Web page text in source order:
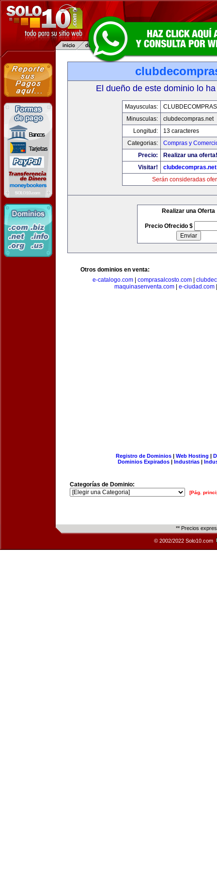
El dueño de este dominio lo
Mayusculas:
Minusculas:
clubdecompras.net
Longitud:
13 caracteres
Categorias:
Compras y
Precio:
Realizar una oferta!
Visitar!
clubdecompras.net
Serán consideradas
Realizar una Oferta
Precio Ofrecido $
Otros dominios en venta:
e-catalogo.com
comprasalcosto.com
maquinasenventa.com| e-ciudad.com
Registro de Dominios| Web Hosting |
Dominios Expirados | Industrias |
Categorías de Dominio:
[Pág.
** Precios
© 2002/2022 Solo10.com